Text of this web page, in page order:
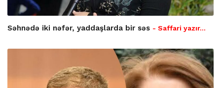
Səhnədə iki nəfər, yaddaşlarda bir səs - Saffari yazır…